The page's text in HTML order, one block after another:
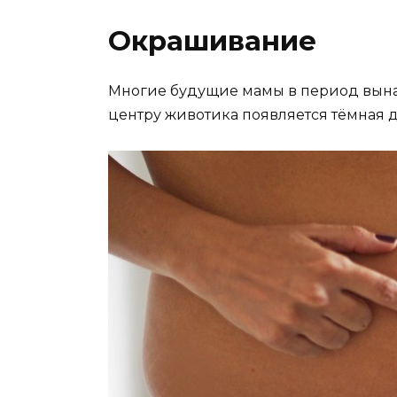
Окрашивание
Многие будущие мамы в период
центру животика появляется тёмная